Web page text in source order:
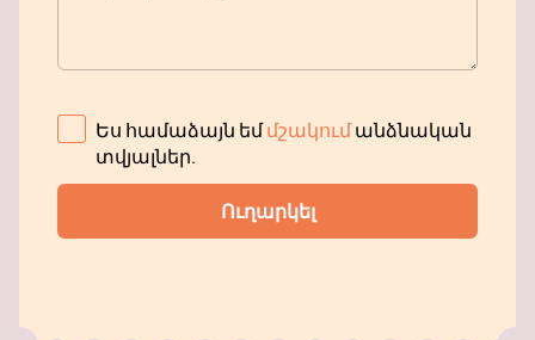
Ես համաձայն եմմշակումանձնական
տվյալներ.
Ուղարկել